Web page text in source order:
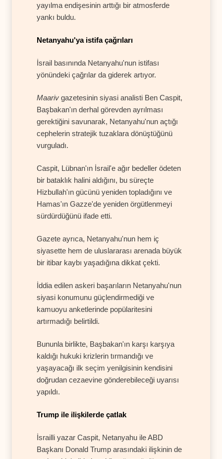
yayılma endişesinin arttığı bir atmosferde
yankı buldu.
Netanyahu'ya istifa çağrıları
İsrail basınında Netanyahu'nun istifası
yönündeki çağrılar da giderek artıyor.
Maariv gazetesinin siyasi analisti Ben Caspit,
Başbakan'ın derhal görevden ayrılması
gerektiğini savunarak, Netanyahu'nun açtığı
cephelerin stratejik tuzaklara dönüştüğünü
vurguladı.
Caspit, Lübnan'ın İsrail'e ağır bedeller ödeten
bir bataklık halini aldığını, bu süreçte
Hizbullah'ın gücünü yeniden topladığını ve
Hamas'ın Gazze'de yeniden örgütlenmeyi
sürdürdüğünü ifade etti.
Gazete ayrıca, Netanyahu'nun hem iç
siyasette hem de uluslararası arenada büyük
bir itibar kaybı yaşadığına dikkat çekti.
İddia edilen askeri başarıların Netanyahu'nun
siyasi konumunu güçlendirmediği ve
kamuoyu anketlerinde popülaritesini
artırmadığı belirtildi.
Bununla birlikte, Başbakan'ın karşı karşıya
kaldığı hukuki krizlerin tırmandığı ve
yaşayacağı ilk seçim yenilgisinin kendisini
doğrudan cezaevine gönderebileceği uyarısı
yapıldı.
Trump ile ilişkilerde çatlak
İsrailli yazar Caspit, Netanyahu ile ABD
Başkanı Donald Trump arasındaki ilişkinin de